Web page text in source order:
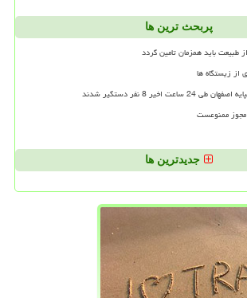
پربحث ترین ها
باید همزمان تامین گردد
از زیستگاه ها
ممنوعست
جدیدترین ها